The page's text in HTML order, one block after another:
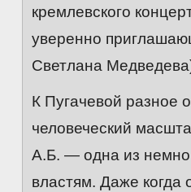
кремлевского
уверенно
Светлана
К Пугачевой разное
человеческий
А.Б. — одна из
властям. Даже когда